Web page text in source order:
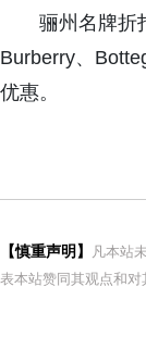
骊州名牌折
Burberry、
优惠。
【慎重声明】
凡本站
表本站赞同其观点和